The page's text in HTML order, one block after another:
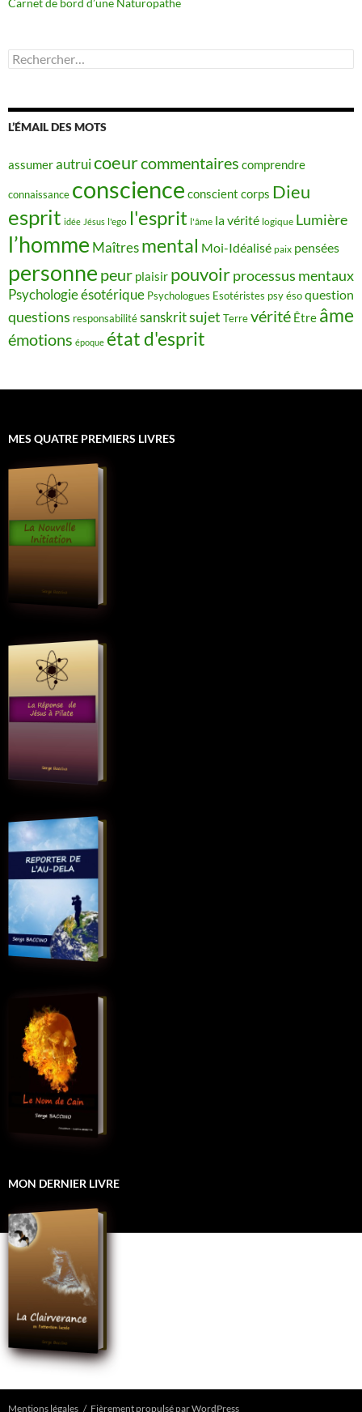
Rechercher :
L’ÉMAIL DES MOTS
assumerautruicoeurcommentaires comprendre
connaissance conscience conscient corps Dieu
esprit idée Jésus l'ego l'esprit l'âme la vérité logique Lumière
l’homme Maîtres mental Moi-Idéalisé paix pensées
personne peur plaisir pouvoirprocessus mentaux
Psychologie ésotérique Psychologues Esotéristes psy ésoquestion
questions responsabilitésanskritsujet Terrevérité Être âme
émotions époque état d'esprit
MES QUATRE PREMIERS LIVRES
MON DERNIER LIVRE
Mentions légales Fièrement propulsé par WordPress